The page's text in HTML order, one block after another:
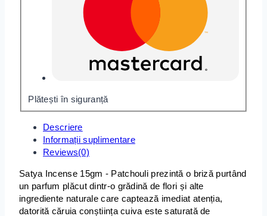
Plătești în siguranță
Descriere
Informații suplimentare
Reviews(0)
Satya Incense 15gm - Patchouli prezintă o briză purtând
un parfum plăcut dintr-o grădină de flori și alte
ingrediente naturale care captează imediat atenția,
datorită căruia conștiința cuiva este saturată de